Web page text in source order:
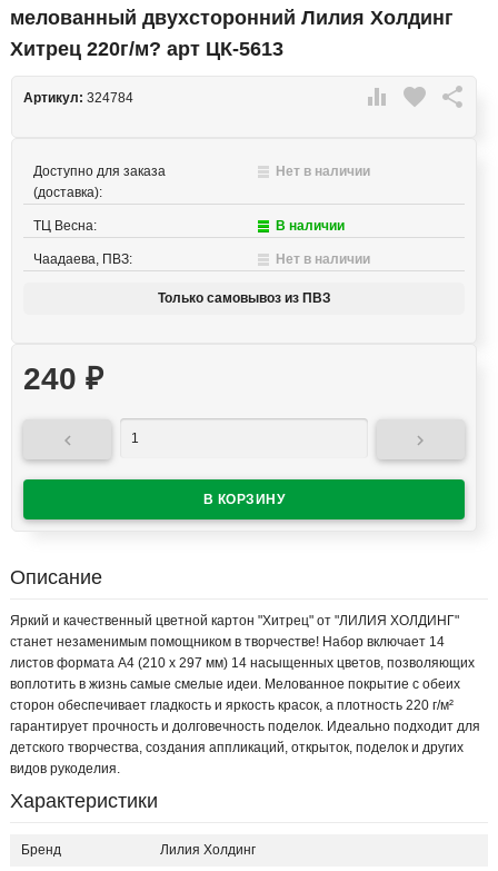
мелованный двухсторонний Лилия Холдинг
Хитрец 220г/м? арт ЦК-5613
 favorite 
Артикул: 324784
Доступно для заказа
(доставка):
Нет в наличии
ТЦ Весна: В наличии
Чаадаева, ПВЗ: Нет в наличии
Только самовывоз из ПВЗ
240 ₽
 
Описание
Яркий и качественный цветной картон "Хитрец" от "ЛИЛИЯ ХОЛДИНГ"
станет незаменимым помощником в творчестве! Набор включает 14
листов формата А4 (210 x 297 мм) 14 насыщенных цветов, позволяющих
воплотить в жизнь самые смелые идеи. Мелованное покрытие с обеих
сторон обеспечивает гладкость и яркость красок, а плотность 220 г/м²
гарантирует прочность и долговечность поделок. Идеально подходит для
детского творчества, создания аппликаций, открыток, поделок и других
видов рукоделия.
Характеристики
Бренд Лилия Холдинг